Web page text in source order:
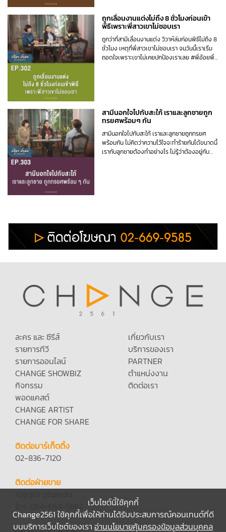
ถูกเลื่อนงานแต่งไม่ถึง 8 ชั่วโมงก่อนเข้า
พิธีเพราะพี่สาวเขาไม่ชอบเรา
ถูกว่าที่สามีเลื่อนงานแต่ง วิวาห์ล่มก่อนพิธีไม่ถึง 8
ชั่วโมง เหตุที่พี่สาวเขาไม่ชอบเรา จนวันนี้เราเริ่ม
ถอดใจเพราะเขาไม่เคยปกป้องเราเลย #พี่อ้อยพี่
สามีนอกใจไปกับสะใภ้ เราและลูกชายถูก
ทรยศพร้อมๆ กัน
สามีนอกใจไปกับสะใภ้ เราและลูกชายถูกทรยศ
พร้อมกัน ไม่คิดว่าความไว้ใจจะทำร้ายกันได้ขนาดนี้
เรากับลูกชายต้องทำอย่างไร ไม่รู้ว่าต้องอยู่กับ
ละคร และ ซีรีส์
รายการทีวี
รายการออนไลน์
CHANGE SHOWBIZ
กิจกรรม
พอดแคสต์
CHANGE ARTIST
CHANGE FOR SHARE
เกี่ยวกับเรา
บริการของเรา
PARTNER
ตำแหน่งงาน
ติดต่อเรา
ติดต่อมาร์เก็ตติ้ง
02-836-7120
ติดต่อฝ่ายขาย
โทร. 064-664-5662
เว็บไซต์นี้ใช้คุกกี้
Change2561 ใช้คุกกี้เพื่อให้ท่านได้รับประสบการณ์คอนเทนต์ที่ดี
บนบริการเว็บไซต์ของเรา อ่านนโยบายคุ้มครองข้อมูลส่วนบุคคล